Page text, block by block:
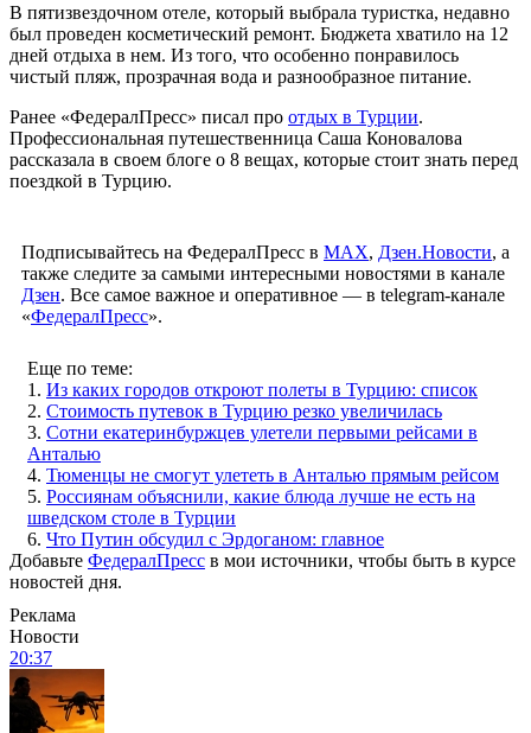
В пятизвездочном отеле, который выбрала туристка, недавно
был проведен косметический ремонт. Бюджета хватило на 12
дней отдыха в нем. Из того, что особенно понравилось
чистый пляж, прозрачная вода и разнообразное питание.
Ранее «ФедералПресс» писал про отдых в Турции.
Профессиональная путешественница Саша Коновалова
рассказала в своем блоге о 8 вещах, которые стоит знать перед
поездкой в Турцию.
Подписывайтесь на ФедералПресс в МАХ, Дзен.Новости, а
также следите за самыми интересными новостями в канале
Дзен. Все самое важное и оперативное — в telegram-канале
«ФедералПресс».
Еще по теме:
1. Из каких городов откроют полеты в Турцию: список
2. Стоимость путевок в Турцию резко увеличилась
3. Сотни екатеринбуржцев улетели первыми рейсами в
Анталью
4. Тюменцы не смогут улететь в Анталью прямым рейсом
5. Россиянам объяснили, какие блюда лучше не есть на
шведском столе в Турции
6. Что Путин обсудил с Эрдоганом: главное
Добавьте ФедералПресс в мои источники, чтобы быть в курсе
новостей дня.
Реклама
Новости
20:37